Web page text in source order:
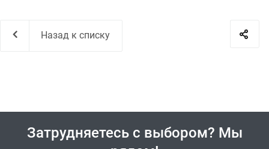
Назад к списку
Затрудняетесь с выбором? Мы